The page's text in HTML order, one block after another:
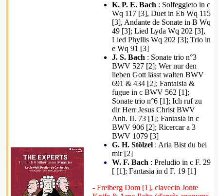
K. P. E. Bach : Solfeggieto in c
Wq 117 [3], Duet in Eb Wq 115
[3], Andante de Sonate in B Wq
49 [3]; Lied Lyda Wq 202 [3],
Lied Phyllis Wq 202 [3]; Trio in
e Wq 91 [3]
J. S. Bach : Sonate trio n°3
BWV 527 [2]; Wer nur den
lieben Gott lässt walten BWV
691 & 434 [2]; Fantaisia &
fugue in c BWV 562 [1];
Sonate trio n°6 [1]; Ich ruf zu
dir Herr Jesus Christ BWV
Anh. II. 73 [1]; Fantasia in c
BWV 906 [2]; Ricercar a 3
BWV 1079 [3]
G. H. Stölzel : Aria Bist du bei
mir [2]
W. F. Bach : Preludio in c F. 29
[ [1]; Fantasia in d F. 19 [1]
- Freiberg Dom [1], clavecin Jonte